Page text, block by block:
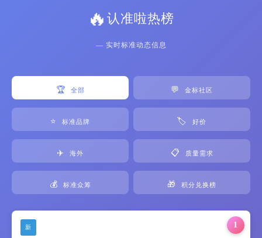
🔥认准啦热榜
— 实时标准动态信息
🏆 全部 💬 金标社区
⭐ 标准品牌 🏷️ 好价
✈️ 海外 📋 质量需求
💰 标准众筹 🎁 积分兑换榜
1
新